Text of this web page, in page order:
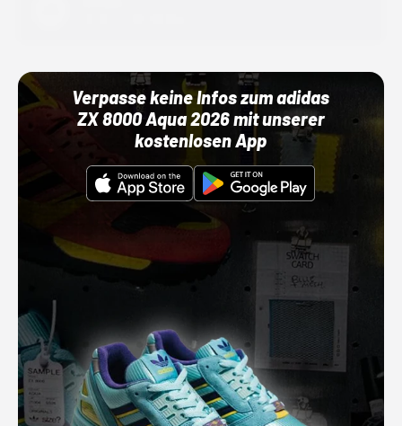
Verpasse keine Infos zum adidas
ZX 8000 Aqua 2026 mit unserer
kostenlosen App